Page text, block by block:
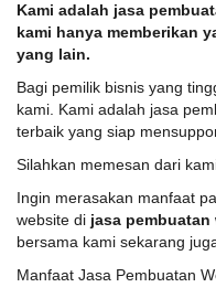
Kami adalah jasa
kami hanya memberikan
yang lain.
Bagi pemilik bisnis yang
kami. Kami adalah jasa
terbaik yang siap
Silahkan memesan dari
Ingin merasakan manfaat
website di jasa
bersama kami sekarang
Manfaat Jasa Pembuatan